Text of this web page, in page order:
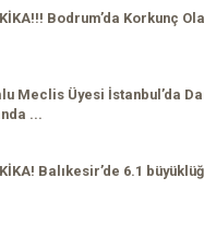
Bodrum’da Korkunç
Meclis Üyesi İstanbul’da
...
Balıkesir’de 6.1